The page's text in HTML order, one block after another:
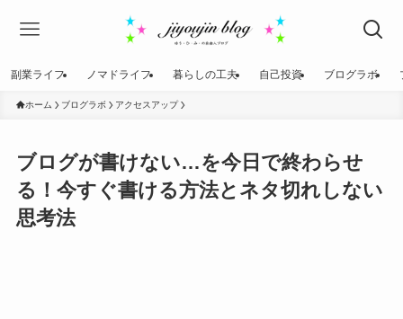
副業ライフ ノマドライフ 暮らしの工夫 自己投資 ブログラボ
ホーム ブログラボ アクセスアップ
ブログが書けない…を今日で終わらせ
る！今すぐ書ける方法とネタ切れしない
思考法